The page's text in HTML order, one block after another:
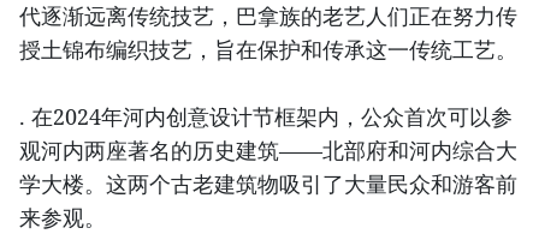
代逐渐远离传统技艺，巴拿族的老艺人们正在努力传
授土锦布编织技艺，旨在保护和传承这一传统工艺。
. 在2024年河内创意设计节框架内，公众首次可以参
观河内两座著名的历史建筑——北部府和河内综合大
学大楼。这两个古老建筑物吸引了大量民众和游客前
来参观。